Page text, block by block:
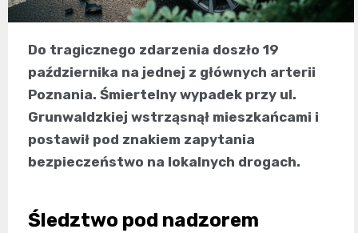
Do tragicznego zdarzenia doszło 19
października na jednej z głównych arterii
Poznania. Śmiertelny wypadek przy ul.
Grunwaldzkiej wstrząsnął mieszkańcami i
postawił pod znakiem zapytania
bezpieczeństwo na lokalnych drogach.
Śledztwo pod nadzorem